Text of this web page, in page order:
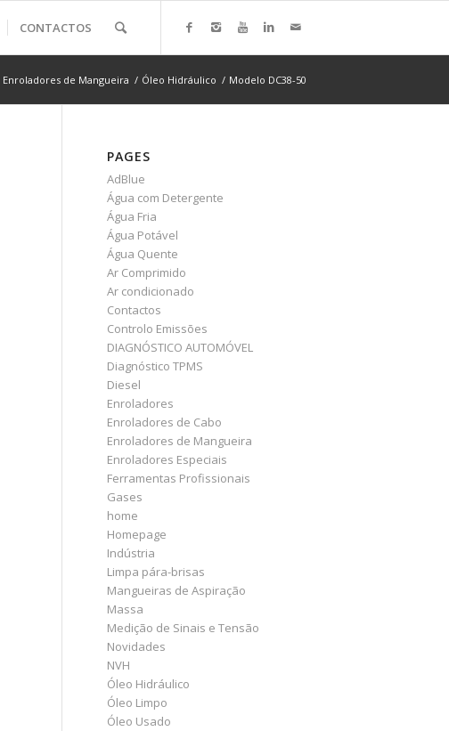
CONTACTOS
Enroladores de Mangueira / Óleo Hidráulico / Modelo DC38-50
PAGES
AdBlue
Água com Detergente
Água Fria
Água Potável
Água Quente
Ar Comprimido
Ar condicionado
Contactos
Controlo Emissões
DIAGNÓSTICO AUTOMÓVEL
Diagnóstico TPMS
Diesel
Enroladores
Enroladores de Cabo
Enroladores de Mangueira
Enroladores Especiais
Ferramentas Profissionais
Gases
home
Homepage
Indústria
Limpa pára-brisas
Mangueiras de Aspiração
Massa
Medição de Sinais e Tensão
Novidades
NVH
Óleo Hidráulico
Óleo Limpo
Óleo Usado